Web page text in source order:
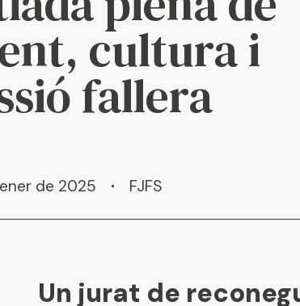
cultura i
fallera
FJFS
de 2025
Un jurat de